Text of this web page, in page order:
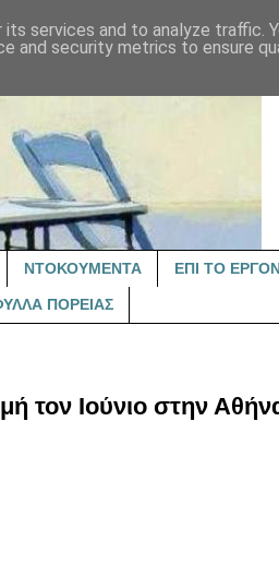
ΝΤΟΚΟΥΜΕΝΤΑ ΕΠΙ ΤΟ
ΠΟΡΕΙΑΣ
τον Ιούνιο στην
services and to analyze traffic.
and security metrics to ensure